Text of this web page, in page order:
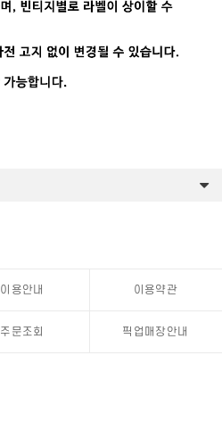
이용안내 이용약관
주문조회 픽업매장안내